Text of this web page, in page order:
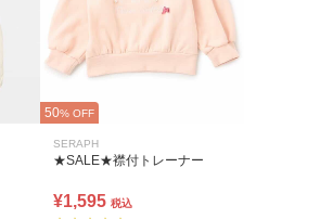
50% OFF
SERAPH
★SALE★襟付トレーナー
¥1,595 税込